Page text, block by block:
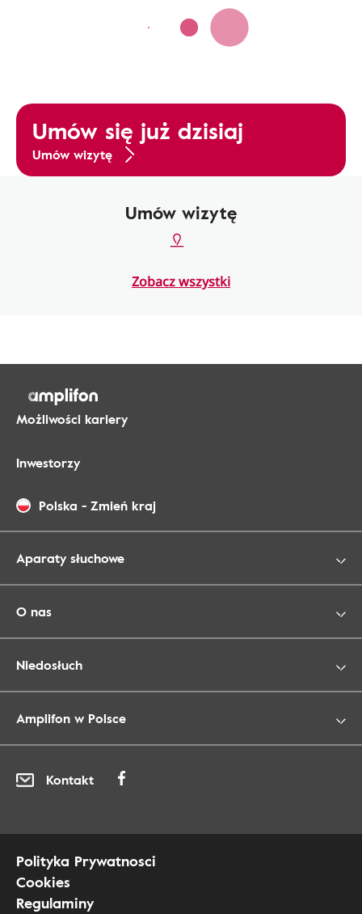
Umów się już dzisiaj
Umów wizytę
Umów wizytę
Zobacz wszystki
Możliwości kariery
Inwestorzy
Polska - Zmień kraj
Aparaty słuchowe
O nas
Niedosłuch
Amplifon w Polsce
Kontakt
Polityka Prywatnosci
Cookies
Regulaminy